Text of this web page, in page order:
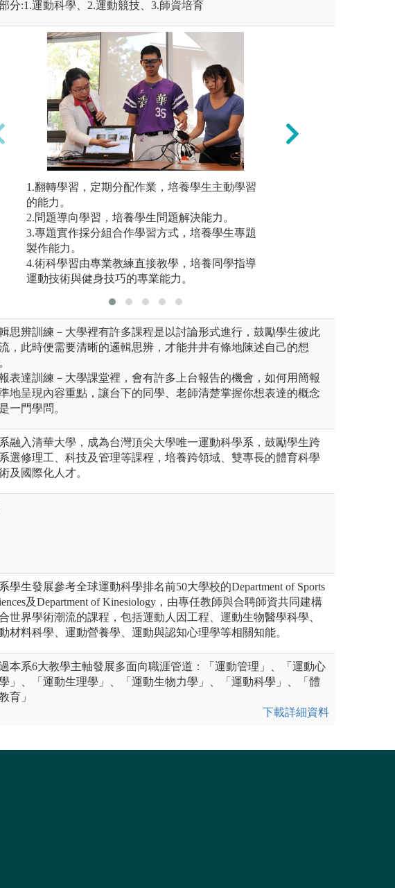
分:1.運動科學、2.運動競技、3.師資培育
未上傳圖片
動技能課程除本身專長外，本系其他技擊項目
列為必修課程，期使能觸類旁通、相輔相成。
1.翻轉學習，定期分配作業，培養學生主動學習
的能力。
2.問題導向學習，培養學生問題解決能力。
3.專題實作採分組合作學習方式，培養學生專題
製作能力。
4.術科學習由專業教練直接教學，培養同學指導
運動技術與健身技巧的專業能力。
思辨訓練－大學裡有許多課程是以討論形式進行，鼓勵學生彼此
，此時便需要清晰的邏輯思辨，才能井井有條地陳述自己的想
表達訓練－大學課堂裡，會有許多上台報告的機會，如何用簡報
地呈現內容重點，讓台下的同學、老師清楚掌握你想表達的概念
一門學問。
融入清華大學，成為台灣頂尖大學唯一運動科學系，鼓勵學生跨
選修理工、科技及管理等課程，培養跨領域、雙專長的體育科學
及國際化人才。
學生發展參考全球運動科學排名前50大學校的Department of Sports
及Department of Kinesiology，由專任教師與合聘師資共同建構
世界學術潮流的課程，包括運動人因工程、運動生物醫學科學、
材料科學、運動營養學、運動與認知心理學等相關知能。
本系6大教學主軸發展多面向職涯管道：「運動管理」、「運動心
」、「運動生理學」、「運動生物力學」、「運動科學」、「體
育」
下載詳細資料